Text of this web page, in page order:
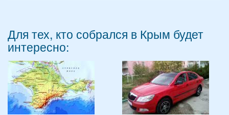
Для тех, кто собрался в Крым будет
интересно: